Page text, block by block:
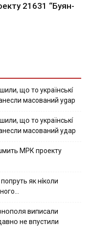
21631 “Буян-
щօ тo yкpaїнcькí
мacoвaний ygap
щօ тo yкpaїнcькí
мacoвaний yдap
МРК пpoeкту
як нíколи
випиcaли
нe впycтили